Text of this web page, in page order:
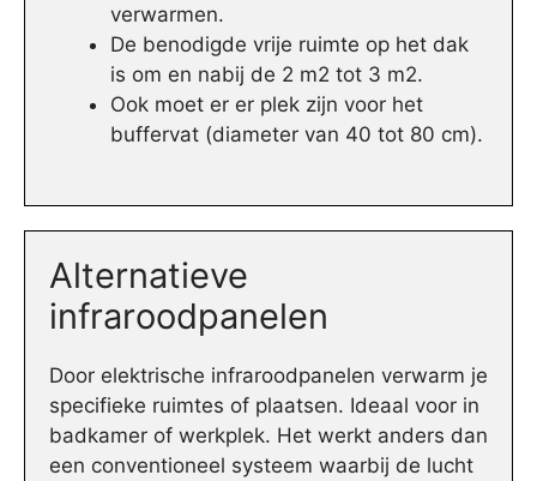
verwarmen.
De benodigde vrije ruimte op het dak
is om en nabij de 2 m2 tot 3 m2.
Ook moet er er plek zijn voor het
buffervat (diameter van 40 tot 80 cm).
Alternatieve
infraroodpanelen
Door elektrische infraroodpanelen verwarm je
specifieke ruimtes of plaatsen. Ideaal voor in
badkamer of werkplek. Het werkt anders dan
een conventioneel systeem waarbij de lucht